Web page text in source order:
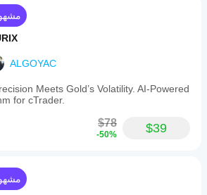
ALGOYAC
Meets Gold’s Volatility. AI-Powered
for cTrader.
$78
-50% $39